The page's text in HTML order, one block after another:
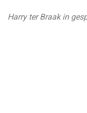
Harry ter Braak in